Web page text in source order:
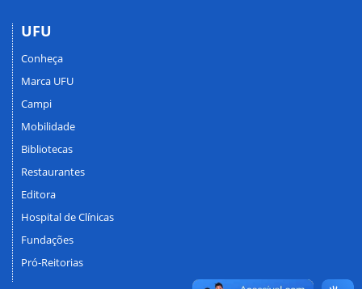
UFU
Conheça
Marca UFU
Campi
Mobilidade
Bibliotecas
Restaurantes
Editora
Hospital de Clínicas
Fundações
Pró-Reitorias